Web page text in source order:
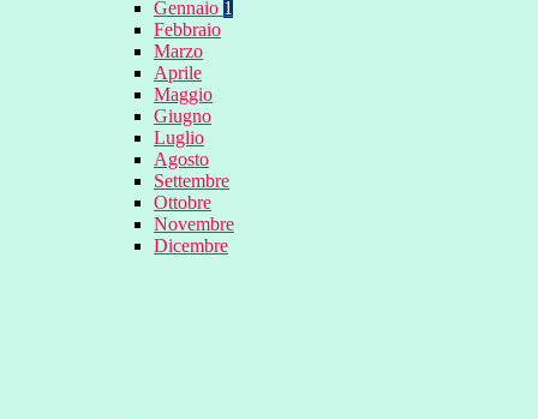
Gennaio 1
Febbraio
Marzo
Aprile
Maggio
Giugno
Luglio
Agosto
Settembre
Ottobre
Novembre
Dicembre